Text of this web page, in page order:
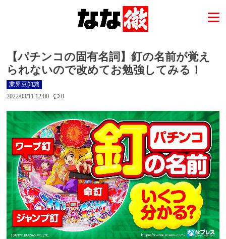
【パチンコの固有名詞】釘の名前が覚え
られないので改めてお勉強してみる！
業界豆知識
2022/03/11 12:00
0